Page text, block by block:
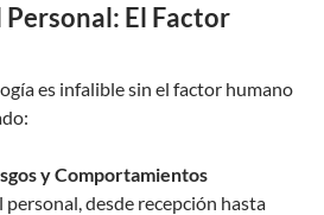
El Factor
es infalible sin el factor humano
y Comportamientos
personal, desde recepción hasta